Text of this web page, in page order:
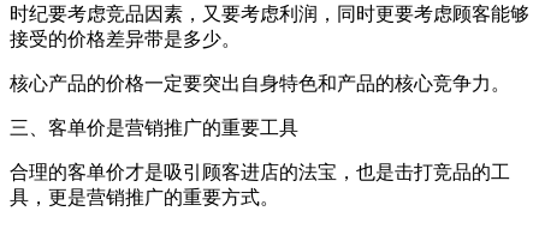
时纪要考虑竞品因素，又要考虑利润，同时更要考虑顾客能够
接受的价格差异带是多少。
核心产品的价格一定要突出自身特色和产品的核心竞争力。
三、客单价是营销推广的重要工具
合理的客单价才是吸引顾客进店的法宝，也是击打竞品的工
具，更是营销推广的重要方式。